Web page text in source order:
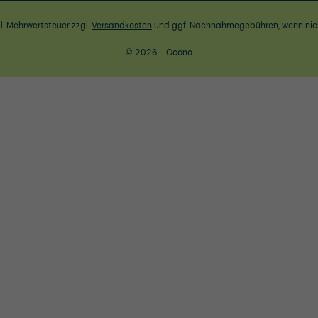
Mehrwertsteuer zzgl.Versandkosten und ggf. Nachnahmegebühren, wenn
© 2026 - Ocono